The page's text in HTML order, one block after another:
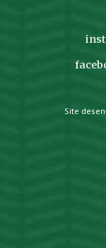
Site